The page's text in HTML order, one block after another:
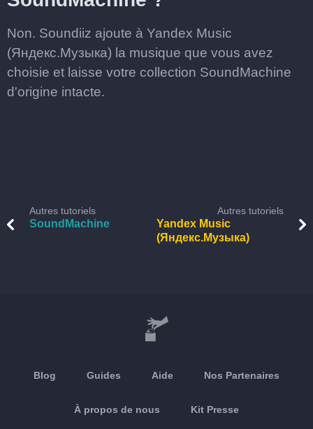
Non. Soundiiz ajoute à Yandex Music
(Яндекс.Музыка) la musique que vous avez
choisie et laisse votre collection SoundMachine
d'origine intacte.
Autres tutoriels
SoundMachine
Autres tutoriels
Yandex Music
(Яндекс.Музыка)
Blog Guides Aide Nos Partenaires
À propos de nous Kit Presse